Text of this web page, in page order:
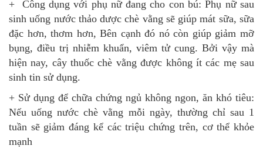
+ Công dụng với phụ nữ đang cho con bú: Phụ nữ sau
sinh uống nước thảo dược chè vằng sẽ giúp mát sữa, sữa
đặc hơn, thơm hơn, Bên cạnh đó nó còn giúp giảm mỡ
bụng, điều trị nhiễm khuẩn, viêm tử cung. Bởi vậy mà
hiện nay, cây thuốc chè vằng được không ít các mẹ sau
sinh tin sử dụng.
+ Sử dụng để chữa chứng ngủ không ngon, ăn khó tiêu:
Nếu uống nước chè vằng mỗi ngày, thường chỉ sau 1
tuần sẽ giảm đáng kể các triệu chứng trên, cơ thể khỏe
mạnh